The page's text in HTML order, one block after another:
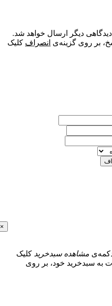
دیگر ارسال خواهد شد.
روی گزینه‌ی انصرافکلیک
مشاهده سبدخریدکلیک
خود، بر روی